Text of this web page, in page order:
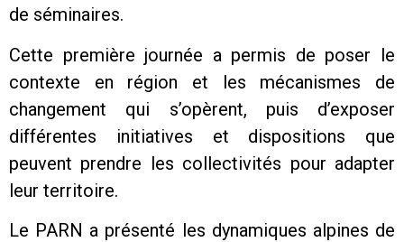
de séminaires.
Cette première journée a permis de poser le
contexte en région et les mécanismes de
changement qui s’opèrent, puis d’exposer
différentes initiatives et dispositions que
peuvent prendre les collectivités pour adapter
leur territoire.
Le PARN a présenté les dynamiques alpines de